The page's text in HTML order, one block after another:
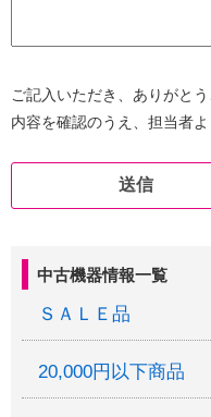
中古機器情報一覧
ＳＡＬＥ品
20,000円以下商品
ご記入いただき、ありがとう
内容を確認のうえ、担当者